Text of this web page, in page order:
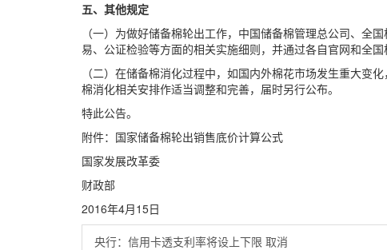
五、其他规定
（一）为做好储备棉轮出工作，中国储备棉管理总公司、全
易、公证检验等方面的相关实施细则，并通过各自官网和全
（二）在储备棉消化过程中，如国内外棉花市场发生重大变
棉消化相关安排作适当调整和完善，届时另行公布。
特此公告。
附件：国家储备棉轮出销售底价计算公式
国家发展改革委
财政部
2016年4月15日
央行：信用卡透支利率将设上下限 取消